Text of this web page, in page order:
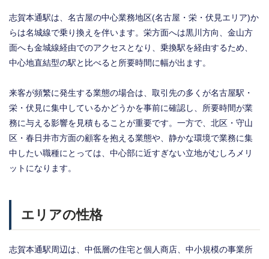
志賀本通駅は、名古屋の中心業務地区(名古屋・栄・伏見エリア)か
らは名城線で乗り換えを伴います。栄方面へは黒川方向、金山方
面へも金城線経由でのアクセスとなり、乗換駅を経由するため、
中心地直結型の駅と比べると所要時間に幅が出ます。
来客が頻繁に発生する業態の場合は、取引先の多くが名古屋駅・
栄・伏見に集中しているかどうかを事前に確認し、所要時間が業
務に与える影響を見積もることが重要です。一方で、北区・守山
区・春日井市方面の顧客を抱える業態や、静かな環境で業務に集
中したい職種にとっては、中心部に近すぎない立地がむしろメリ
ットになります。
エリアの性格
志賀本通駅周辺は、中低層の住宅と個人商店、中小規模の事業所